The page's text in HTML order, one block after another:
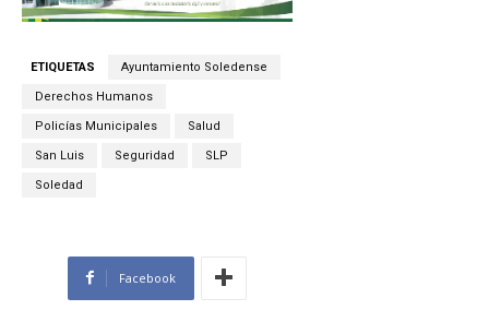
ETIQUETAS Ayuntamiento Soledense
Derechos Humanos
Policías Municipales Salud
San Luis Seguridad SLP
Soledad
Facebook